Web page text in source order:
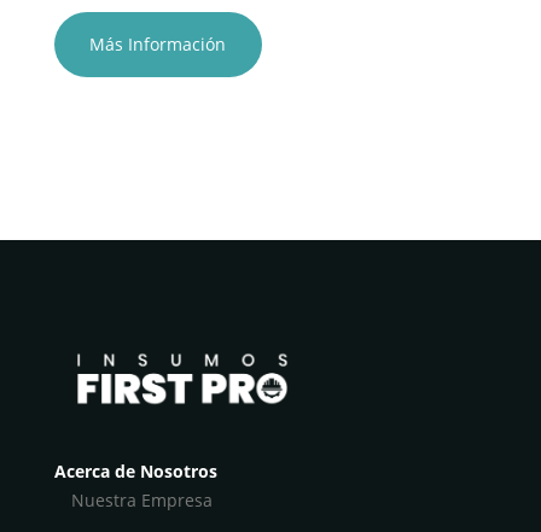
Más Información
Acerca de Nosotros
Nuestra Empresa